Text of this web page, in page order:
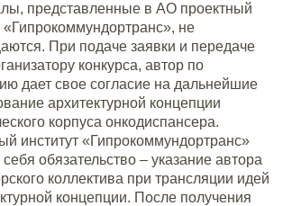
представленные в АО проектный
«Гипрокоммундортранс», не
При подаче заявки и передаче
конкурса, автор по
дает свое согласие на дальнейшие
архитектурной концепции
корпуса онкодиспансера.
институт «Гипрокоммундортранс»
себя обязательство – указание автора
коллектива при трансляции идей
концепции. После получения